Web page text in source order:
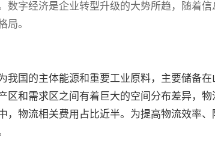
数字经济是企业转型升级的大势所趋，随着
局。
我国的主体能源和重要工业原料，主要储备
区和需求区之间有着巨大的空间分布差异，
，物流相关费用占比近半。为提高物流效率